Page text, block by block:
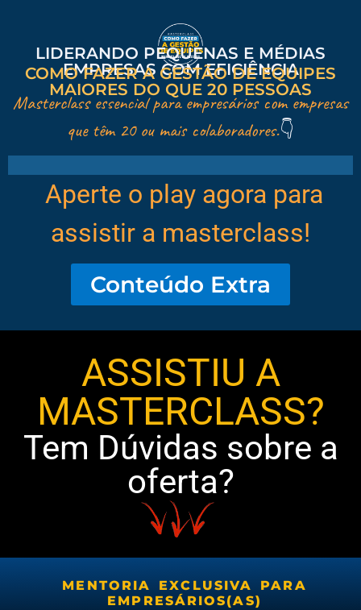
LIDERANDO PEQUENAS E MÉDIAS
EMPRESAS COM EFICIÊNCIA
COMO FAZER A GESTÃO DE EQUIPES
MAIORES DO QUE 20 PESSOAS
Masterclass essencial para empresários com empresas
que têm 20 ou mais colaboradores.👇
Aperte o play agora para
assistir a masterclass!
Conteúdo Extra
ASSISTIU A
MASTERCLASS?
Tem Dúvidas sobre a
oferta?
MENTORIA EXCLUSIVA PARA
EMPRESÁRIOS(AS)